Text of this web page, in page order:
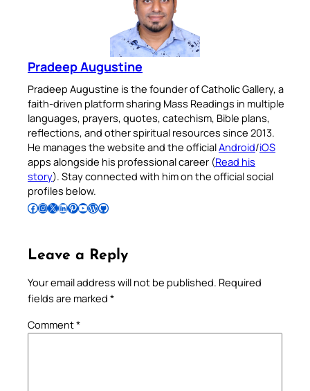
Pradeep Augustine
Pradeep Augustine is the founder of Catholic Gallery, a
faith-driven platform sharing Mass Readings in multiple
languages, prayers, quotes, catechism, Bible plans,
reflections, and other spiritual resources since 2013.
He manages the website and the officialAndroid/iOS
apps alongside his professional career (Read his
story). Stay connected with him on the official social
profiles below.
Follow Pradeep on Facebook Follow Pradeep on InstagramFollow Pradeep on X Follow Pradeep on LinkedIn Follow Pradeep on Pinterest Subscribe to Pradeep’s Youtube Channel Follow Pradeep on WordPress Follow Pradeep on GitHub
Leave a Reply
Your email address will not be published. Required
fields are marked *
Comment*